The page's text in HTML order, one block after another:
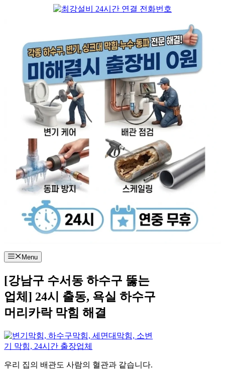
Menu
[강남구 수서동 하수구 뚫는
업체] 24시 출동, 욕실 하수구
머리카락 막힘 해결
우리 집의 배관도 사람의 혈관과 같습니다.